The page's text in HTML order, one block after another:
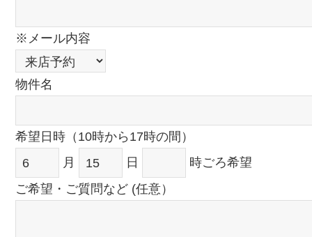
※メール内容
物件名
希望日時（10時から17時の間）
月
日
時ごろ希望
ご希望・ご質問など (任意）